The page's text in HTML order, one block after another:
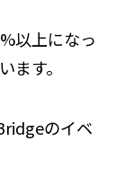
以上になっ
ます。
のイベ